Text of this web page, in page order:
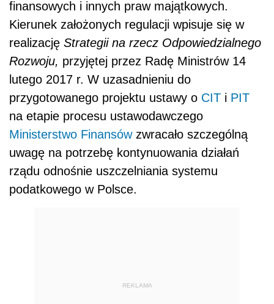
finansowych i innych praw majątkowych.
Kierunek założonych regulacji wpisuje się w
realizację Strategii na rzecz Odpowiedzialnego
Rozwoju, przyjętej przez Radę Ministrów 14
lutego 2017 r. W uzasadnieniu do
przygotowanego projektu ustawy o CIT i PIT
na etapie procesu ustawodawczego
Ministerstwo Finansówzwracało szczególną
uwagę na potrzebę kontynuowania działań
rządu odnośnie uszczelniania systemu
podatkowego w Polsce.
REKLAMA